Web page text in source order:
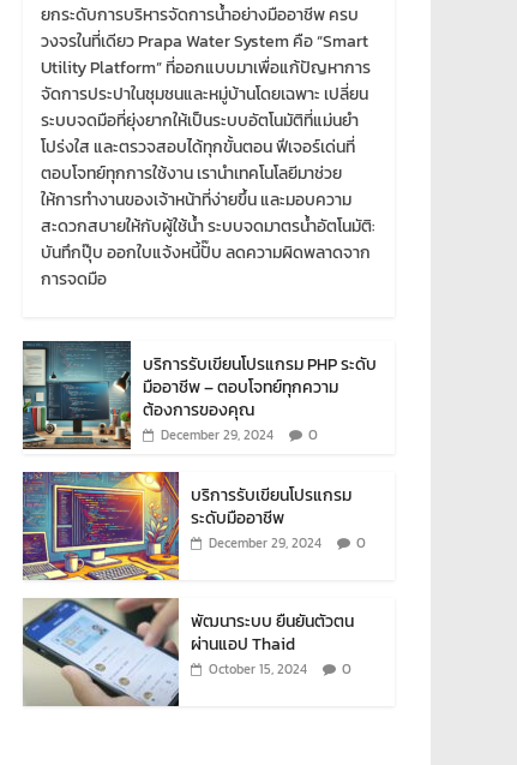
ยกระดับการบริหารจัดการน้ำอย่างมืออาชีพ ครบ
วงจรในที่เดียว Prapa Water System คือ “Smart
Utility Platform” ที่ออกแบบมาเพื่อแก้ปัญหาการ
จัดการประปาในชุมชนและหมู่บ้านโดยเฉพาะ เปลี่ยน
ระบบจดมือที่ยุ่งยากให้เป็นระบบอัตโนมัติที่แม่นยำ
โปร่งใส และตรวจสอบได้ทุกขั้นตอน ฟีเจอร์เด่นที่
ตอบโจทย์ทุกการใช้งาน เรานำเทคโนโลยีมาช่วย
ให้การทำงานของเจ้าหน้าที่ง่ายขึ้น และมอบความ
สะดวกสบายให้กับผู้ใช้น้ำ ระบบจดมาตรน้ำอัตโนมัติ:
บันทึกปุ๊บ ออกใบแจ้งหนี้ปั๊บ ลดความผิดพลาดจาก
การจดมือ
บริการรับเขียนโปรแกรม PHP ระดับ
มืออาชีพ – ตอบโจทย์ทุกความ
ต้องการของคุณ
December 29, 2024 0
บริการรับเขียนโปรแกรม
ระดับมืออาชีพ
December 29, 2024 0
พัฒนาระบบ ยืนยันตัวตน
ผ่านแอป Thaid
October 15, 2024 0